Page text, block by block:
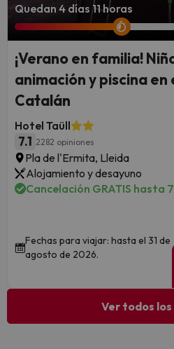
Quedan 4 días 11 horas
¡Verano en familia!
animación y piscina en
Catalán
Hotel Taüll
7.1 2282 opiniones
Pla de l'Ermita, Lleida
Alojamiento y desayuno
Cancelación GRATIS hasta
Fechas para viajar: hasta el 31 de
agosto de 2026.
Ver todos los